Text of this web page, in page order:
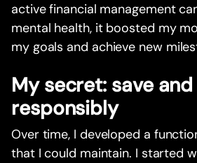
active financial management
mental health, it boosted my
my goals and achieve new
My secret: save
responsibly
Over time, I developed a
that I could maintain. I started